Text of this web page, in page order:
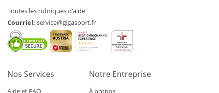
Toutes les rubriques d’aide
Courriel: service@gigasport.fr
Nos Services
Aide et FAQ
Notre Entreprise
À propos